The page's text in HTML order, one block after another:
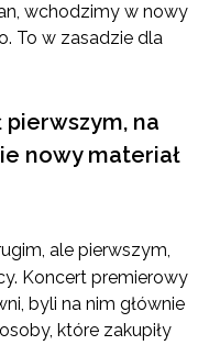
wchodzimy w nowy
To w zasadzie dla
na
nowy materiał
ale pierwszym,
Koncert premierowy
byli na nim głównie
które zakupiły